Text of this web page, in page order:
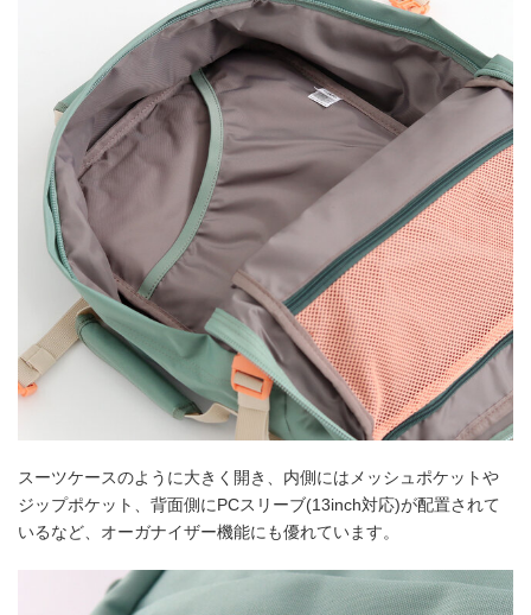
スーツケースのように大きく開き、内側にはメッシュポケットや
ジップポケット、背面側にPCスリーブ(13inch対応)が配置されて
いるなど、オーガナイザー機能にも優れています。